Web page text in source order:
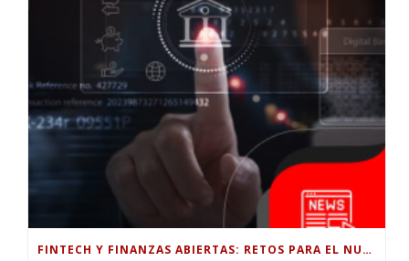
FINTECH Y FINANZAS ABIERTAS: RETOS PARA EL NUEVO GOBIERNO COLOMBIANO